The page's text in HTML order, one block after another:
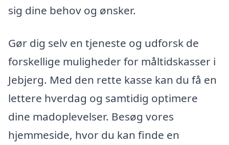
sig dine behov og ønsker.
Gør dig selv en tjeneste og udforsk de
forskellige muligheder for måltidskasser i
Jebjerg. Med den rette kasse kan du få en
lettere hverdag og samtidig optimere
dine madoplevelser. Besøg vores
hjemmeside, hvor du kan finde en